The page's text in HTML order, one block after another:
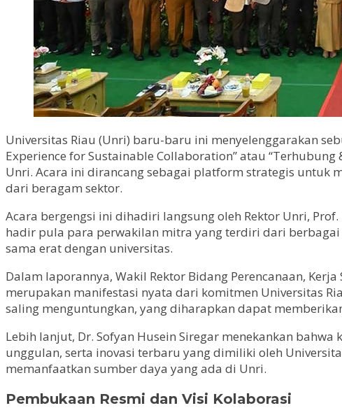
Universitas Riau (Unri) baru-baru ini menyelenggarakan
Experience for Sustainable Collaboration” atau
Unri. Acara ini dirancang sebagai platform strategis untuk
dari beragam sektor.
Acara bergengsi ini dihadiri langsung oleh Rektor Unri,
hadir pula para perwakilan mitra yang terdiri dari
sama erat dengan universitas.
Dalam laporannya, Wakil Rektor Bidang Perencanaan,
merupakan manifestasi nyata dari komitmen Universitas
saling menguntungkan, yang diharapkan dapat
Lebih lanjut, Dr. Sofyan Husein Siregar menekankan
unggulan, serta inovasi terbaru yang dimiliki oleh
memanfaatkan sumber daya yang ada di Unri.
Pembukaan Resmi dan Visi Kolaborasi